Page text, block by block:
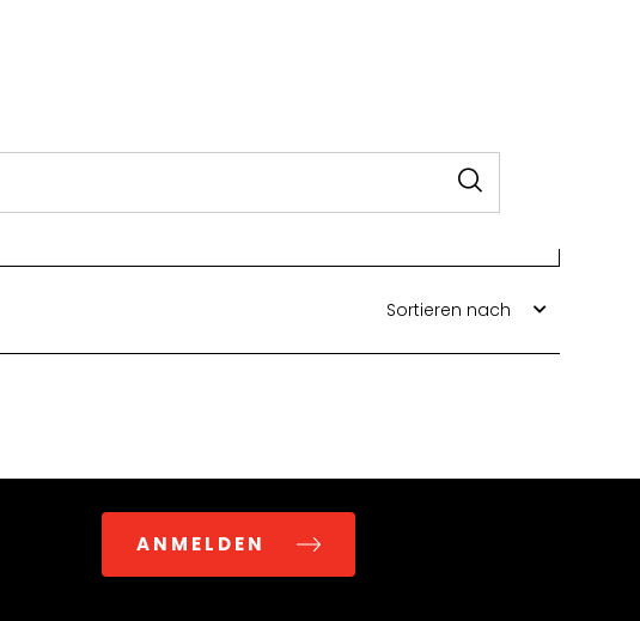
Sortieren nach
ANMELDEN